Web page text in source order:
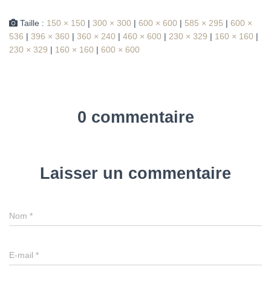
Taille : 150 × 150 | 300 × 300 | 600 × 600 | 585 × 295 | 600 ×
536 | 396 × 360 | 360 × 240 | 460 × 600 | 230 × 329 | 160 × 160 |
230 × 329 | 160 × 160 | 600 × 600
0 commentaire
Laisser un commentaire
Nom *
E-mail *